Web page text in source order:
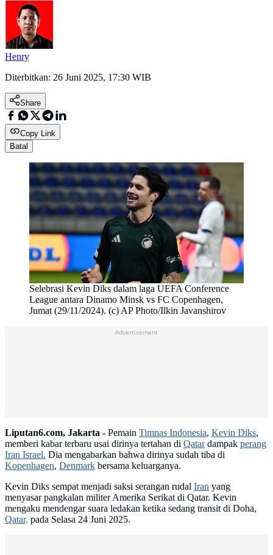
Henry
Diterbitkan: 26 Juni 2025, 17:30 WIB
Share
Copy Link
Batal
Selebrasi Kevin Diks dalam laga UEFA Conference
League antara Dinamo Minsk vs FC Copenhagen,
Jumat (29/11/2024). (c) AP Photo/Ilkin Javanshirov
Liputan6.com, Jakarta - Pemain Timnas Indonesia, Kevin Diks,
memberi kabar terbaru usai dirinya tertahan di Qatardampak perang
Iran Israel. Dia mengabarkan bahwa dirinya sudah tiba di
Kopenhagen, Denmark bersama keluarganya.
Kevin Diks sempat menjadi saksi serangan rudal Iran yang
menyasar pangkalan militer Amerika Serikat di Qatar. Kevin
mengaku mendengar suara ledakan ketika sedang transit di Doha,
Qatar, pada Selasa 24 Juni 2025.